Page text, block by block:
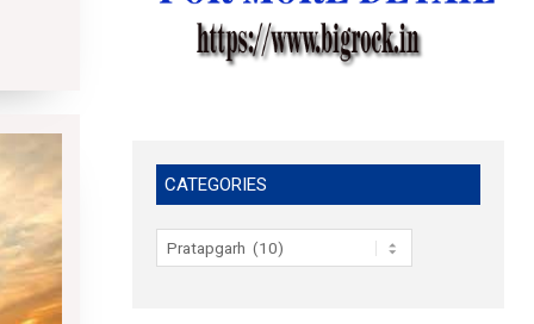
CATEGORIES
Categories